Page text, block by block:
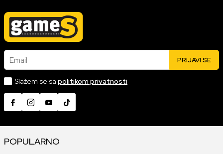
Email PRIJAVI SE
Slažem se sa politikom privatnosti
POPULARNO